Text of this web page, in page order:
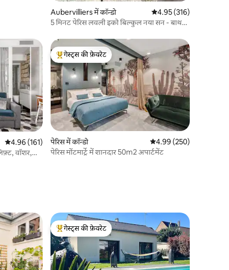
Aubervilliers में कॉन्डो औसत रेटिंग 5 में से 4.95,
4.95 (316)
5 मिनट पेरिस लवली इको बिल्कुल नया सन - बाथड
औसत रेटिंग 5 में से 4.96, 161 समीक्षाएँ
4.96 (161)
वॉशर,
गेस्ट्स का टॉप फ़ेवरेट
गेस्ट्स की फ़ेवरेट
पेरिस में कॉन्डो औसत रेटिंग 5 में से 4.99,
4.99 (250)
पेरिस मोंटमार्ट्रे में शानदार 50m2 अपार्टमेंट
गेस्ट्स का टॉप फ़ेवरेट
गेस्ट्स की फ़ेवरेट